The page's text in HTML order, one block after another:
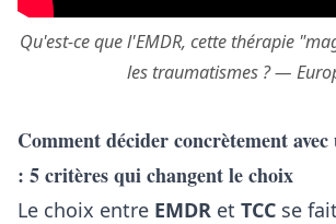
Qu'est-ce que l'EMDR, cette thérapie
les traumatismes ? —
Comment décider concrètement
: 5 critères qui changent le choix
Le choix entre EMDR et TCC se